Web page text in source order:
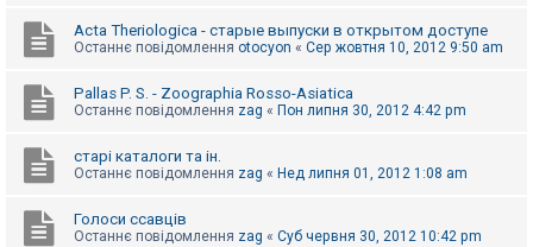
о
а
Acta Theriologica - старые выпуски в открытом доступе
Останнє повідомлення otocyon « Сер жовтня 10, 2012 9:50 am
Pallas P. S. - Zoographia Rosso-Asiatica
Останнє повідомлення zag « Пон липня 30, 2012 4:42 pm
старі каталоги та ін.
Останнє повідомлення zag « Нед липня 01, 2012 1:08 am
Голоси ссавців
Останнє повідомлення zag « Суб червня 30, 2012 10:42 pm